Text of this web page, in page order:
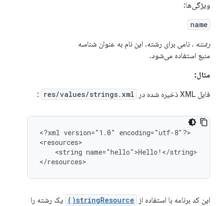
ویژگی‌ها:
name
رشته . نامی برای رشته. این نام به عنوان شناسه
منبع استفاده می‌شود.
مثال:
فایل XML ذخیره شده در
res/values/strings.xml
:
<?xml version="1.0"
encoding="utf-8"?>
<string name="hello">Hello!</string>
</resources>
این کد برنامه با استفاده از stringResource()
یک رشته را